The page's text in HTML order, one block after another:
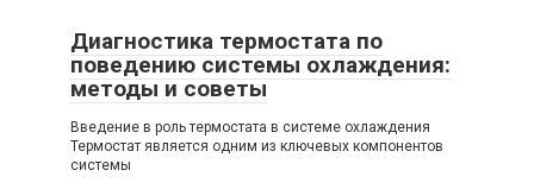
Диагностика термостата по
поведению системы охлаждения:
методы и советы
Введение в роль термостата в системе охлаждения
Термостат является одним из ключевых компонентов
системы